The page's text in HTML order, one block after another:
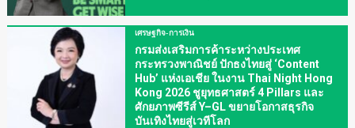
เศรษฐกิจ-การเงิน
กรมส่งเสริมการค้าระหว่างประเทศ
กระทรวงพาณิชย์ ปักธงไทยสู่ ‘Content
Hub’ แห่งเอเชีย ในงาน Thai Night Hong
Kong 2026 ชูยุทธศาสตร์ 4 Pillars และ
ศักยภาพซีรีส์ Y–GL ขยายโอกาสธุรกิจ
บันเทิงไทยสู่เวทีโลก